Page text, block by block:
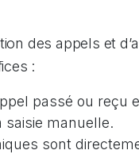
des appels et
:
passé ou reçu
saisie manuelle.
sont